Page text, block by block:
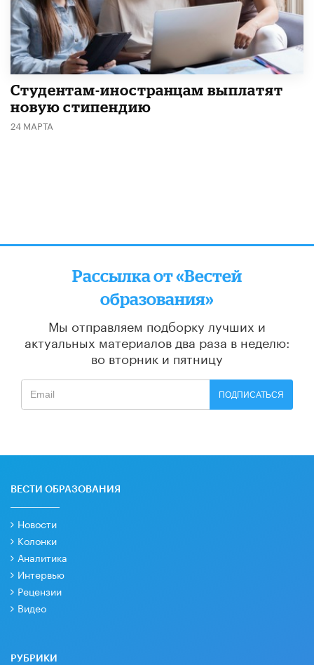
Студентам-иностранцам выплатят
новую стипендию
24 МАРТА
Рассылка от «Вестей
образования»
Мы отправляем подборку лучших и
актуальных материалов два раза в неделю:
во вторник и пятницу
ПОДПИСАТЬСЯ
ВЕСТИ ОБРАЗОВАНИЯ
Новости
Колонки
Аналитика
Интервью
Рецензии
Видео
РУБРИКИ